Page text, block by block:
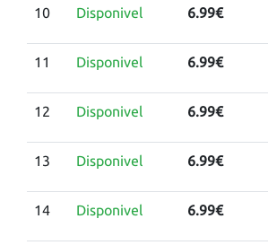
10 Disponivel 6.99€
11 Disponivel 6.99€
12 Disponivel 6.99€
13 Disponivel 6.99€
14 Disponivel 6.99€